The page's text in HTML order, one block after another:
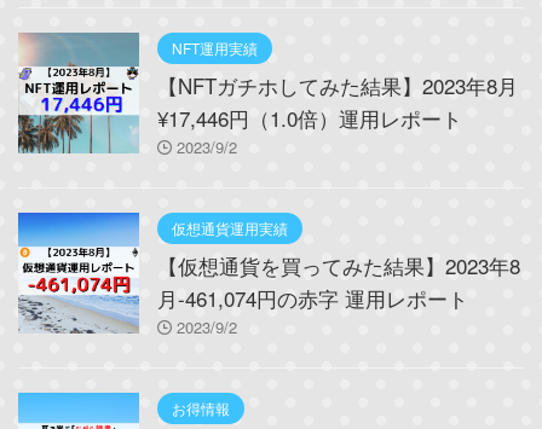
NFT運用実績
【NFTガチホしてみた結果】2023年8月
¥17,446円（1.0倍）運用レポート
2023/9/2
仮想通貨運用実績
【仮想通貨を買ってみた結果】2023年8
月-461,074円の赤字 運用レポート
2023/9/2
お得情報